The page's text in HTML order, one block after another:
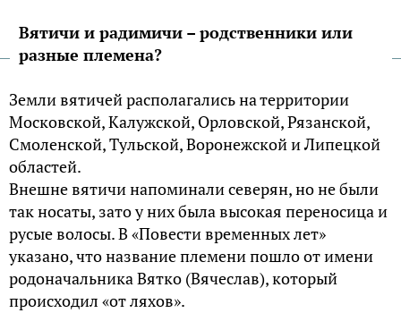
Вятичи и радимичи – родственники или
разные племена?
Земли вятичей располагались на территории
Московской, Калужской, Орловской, Рязанской,
Смоленской, Тульской, Воронежской и Липецкой
областей.
Внешне вятичи напоминали северян, но не были
так носаты, зато у них была высокая переносица и
русые волосы. В «Повести временных лет»
указано, что название племени пошло от имени
родоначальника Вятко (Вячеслав), который
происходил «от ляхов».